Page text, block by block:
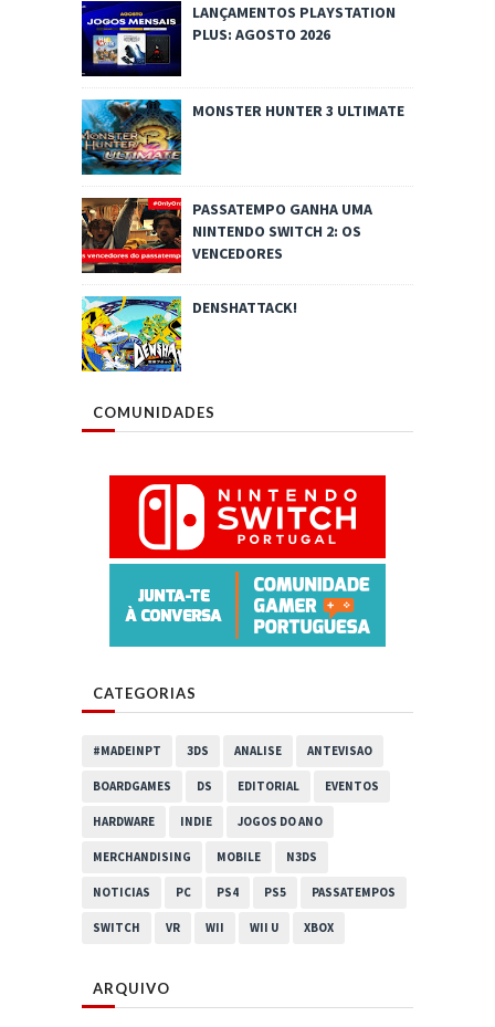
LANÇAMENTOS PLAYSTATION
PLUS: AGOSTO 2026
MONSTER HUNTER 3 ULTIMATE
PASSATEMPO GANHA UMA
NINTENDO SWITCH 2: OS
VENCEDORES
DENSHATTACK!
COMUNIDADES
CATEGORIAS
#MADEINPT 3DS ANALISE ANTEVISAO
BOARDGAMES DS EDITORIAL EVENTOS
HARDWARE INDIE JOGOS DO ANO
MERCHANDISING MOBILE N3DS
NOTICIAS PC PS4 PS5 PASSATEMPOS
SWITCH VR WII WII U XBOX
ARQUIVO